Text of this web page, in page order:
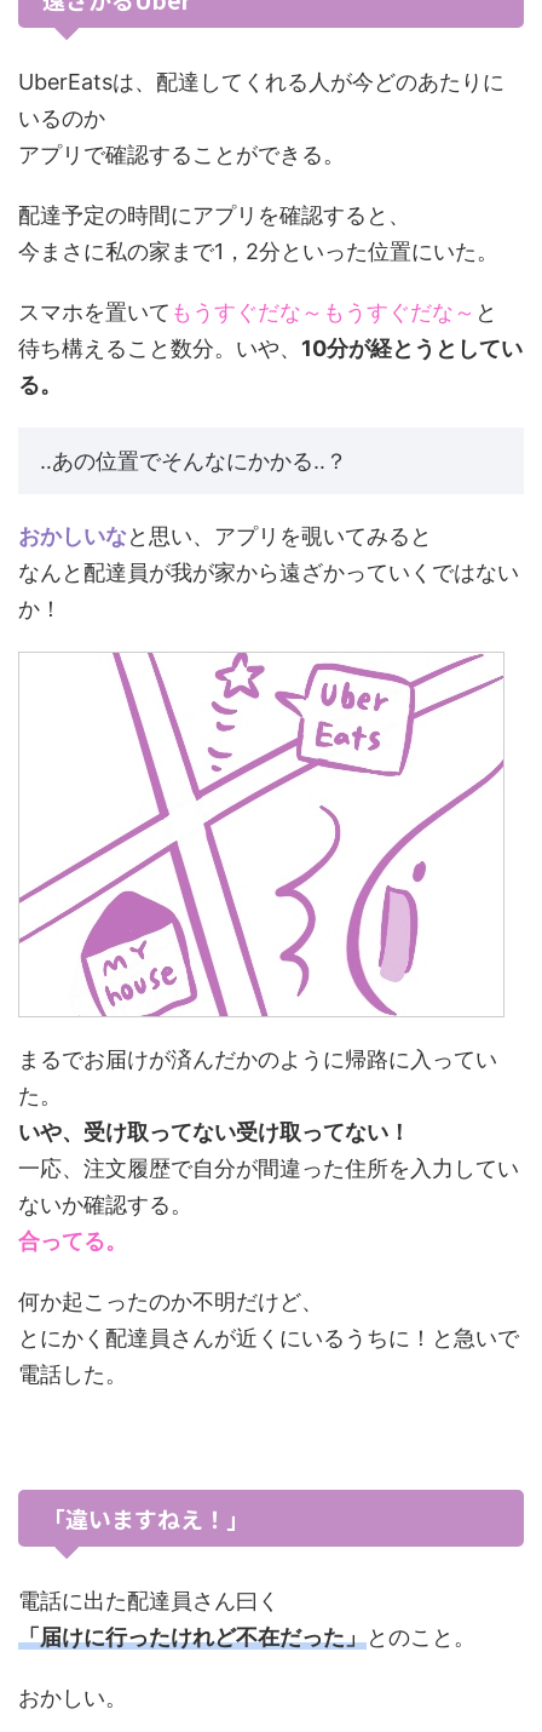
UberEatsは、配達してくれる人が今どのあたりに
いるのか
アプリで確認することができる。
配達予定の時間にアプリを確認すると、
今まさに私の家まで1，2分といった位置にいた。
スマホを置いて もうすぐだな～もうすぐだな～ と
待ち構えること数分。いや、 10分が経とうとしてい
る。
‥あの位置でそんなにかかる‥？
おかしいなと思い、アプリを覗いてみると
なんと配達員が我が家から遠ざかっていくではない
か！
まるでお届けが済んだかのように帰路に入ってい
た。
いや、受け取ってない受け取ってない！
一応、注文履歴で自分が間違った住所を入力してい
ないか確認する。
合ってる。
何か起こったのか不明だけど、
とにかく配達員さんが近くにいるうちに！と急いで
電話した。
「違いますねえ！」
電話に出た配達員さん曰く
「届けに行ったけれど不在だった」とのこと。
おかしい。